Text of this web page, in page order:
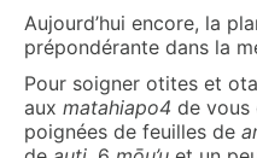
Aujourd’hui encore, la
prépondérante dans la
Pour soigner otites et
aux matahiapo4 de vous
poignées de feuilles de